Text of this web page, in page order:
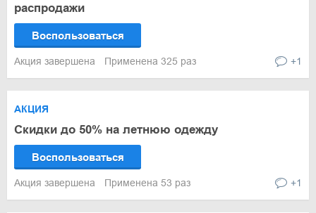
распродажи
Воспользоваться
Акция завершена Применена 325 раз +1
АКЦИЯ
Скидки до 50% на летнюю одежду
Воспользоваться
Акция завершена Применена 53 раз +1